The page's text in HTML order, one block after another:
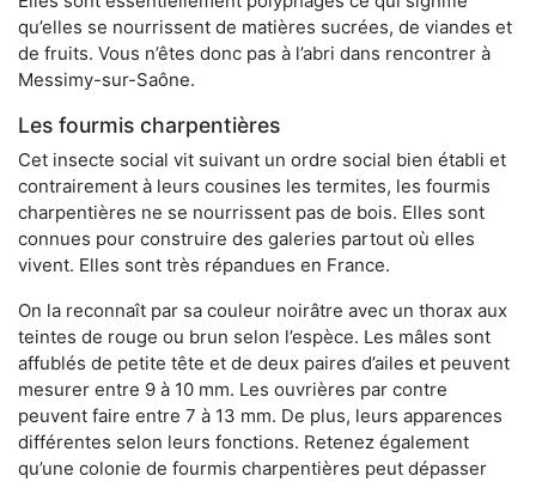
qu’elles se nourrissent de matières sucrées, de viandes et
de fruits. Vous n’êtes donc pas à l’abri dans rencontrer à
Messimy-sur-Saône.
Les fourmis charpentières
Cet insecte social vit suivant un ordre social bien établi et
contrairement à leurs cousines les termites, les fourmis
charpentières ne se nourrissent pas de bois. Elles sont
connues pour construire des galeries partout où elles
vivent. Elles sont très répandues en France.
On la reconnaît par sa couleur noirâtre avec un thorax aux
teintes de rouge ou brun selon l’espèce. Les mâles sont
affublés de petite tête et de deux paires d’ailes et peuvent
mesurer entre 9 à 10 mm. Les ouvrières par contre
peuvent faire entre 7 à 13 mm. De plus, leurs apparences
différentes selon leurs fonctions. Retenez également
qu’une colonie de fourmis charpentières peut dépasser